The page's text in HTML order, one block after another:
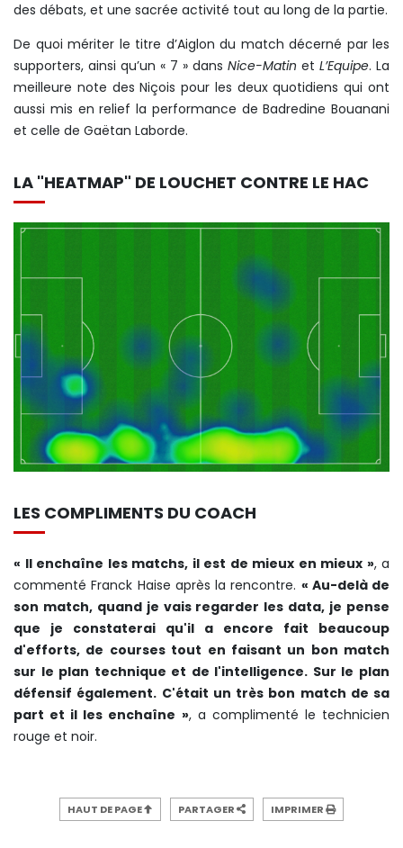
des débats, et une sacrée activité tout au long de la partie.
De quoi mériter le titre d’Aiglon du match décerné par les
supporters, ainsi qu’un « 7 » dans Nice-Matin et L’Equipe. La
meilleure note des Niçois pour les deux quotidiens qui ont
aussi mis en relief la performance de Badredine Bouanani
et celle de Gaëtan Laborde.
LA "HEATMAP" DE LOUCHET CONTRE LE HAC
LES COMPLIMENTS DU COACH
« Il enchaîne les matchs, il est de mieux en mieux », a
commenté Franck Haise après la rencontre. « Au-delà de
son match, quand je vais regarder les data, je pense
que je constaterai qu'il a encore fait beaucoup
d'efforts, de courses tout en faisant un bon match
sur le plan technique et de l'intelligence. Sur le plan
défensif également. C'était un très bon match de sa
part et il les enchaîne », a complimenté le technicien
rouge et noir.
HAUT DE PAGE PARTAGER IMPRIMER